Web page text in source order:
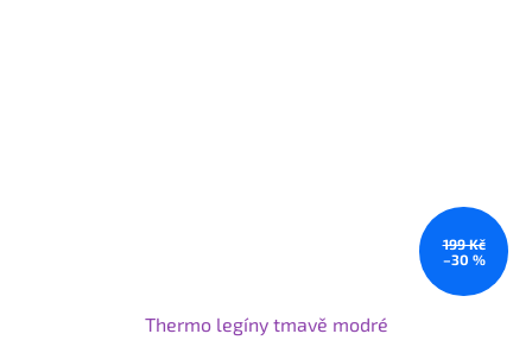
199 Kč
–30 %
Thermo legíny tmavě modré